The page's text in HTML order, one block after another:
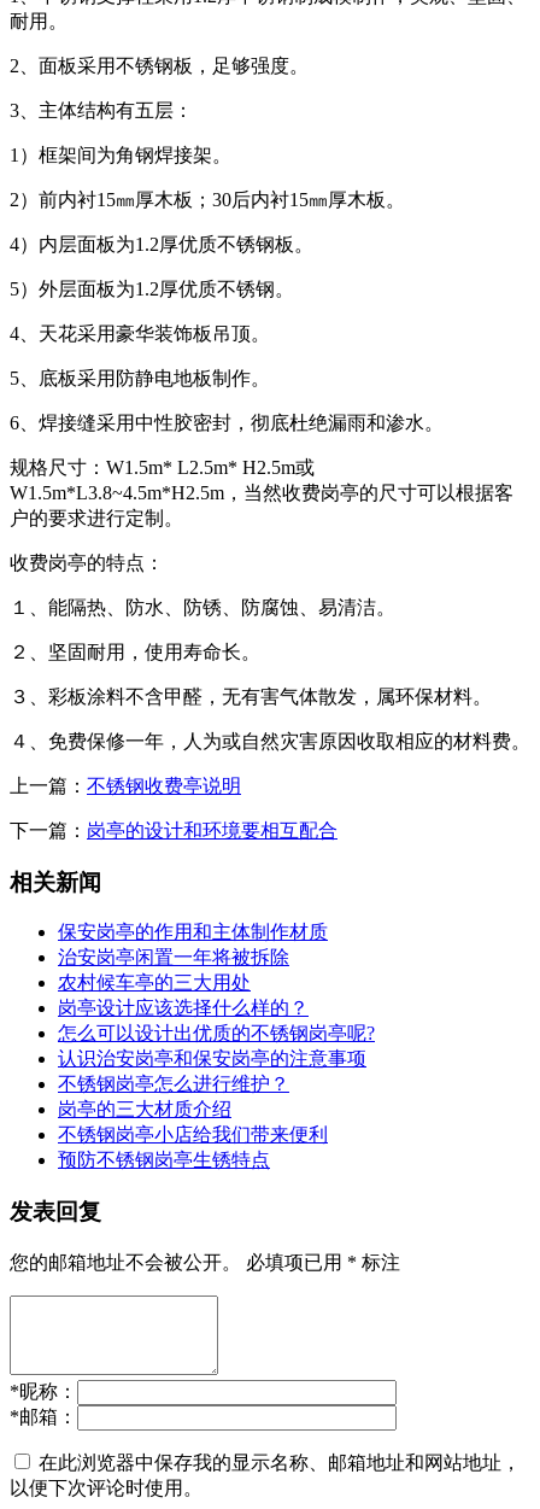
耐用。
2、面板采用不锈钢板，足够强度。
3、主体结构有五层：
1）框架间为角钢焊接架。
2）前内衬15㎜厚木板；30后内衬15㎜厚木板。
4）内层面板为1.2厚优质不锈钢板。
5）外层面板为1.2厚优质不锈钢。
4、天花采用豪华装饰板吊顶。
5、底板采用防静电地板制作。
6、焊接缝采用中性胶密封，彻底杜绝漏雨和渗水。
规格尺寸：W1.5m* L2.5m* H2.5m或
W1.5m*L3.8~4.5m*H2.5m，当然收费岗亭的尺寸可以根据客
户的要求进行定制。
收费岗亭的特点：
１、能隔热、防水、防锈、防腐蚀、易清洁。
２、坚固耐用，使用寿命长。
３、彩板涂料不含甲醛，无有害气体散发，属环保材料。
４、免费保修一年，人为或自然灾害原因收取相应的材料费。
上一篇： 不锈钢收费亭说明
下一篇： 岗亭的设计和环境要相互配合
相关新闻
保安岗亭的作用和主体制作材质
治安岗亭闲置一年将被拆除
农村候车亭的三大用处
岗亭设计应该选择什么样的？
怎么可以设计出优质的不锈钢岗亭呢?
认识治安岗亭和保安岗亭的注意事项
不锈钢岗亭怎么进行维护？
岗亭的三大材质介绍
不锈钢岗亭小店给我们带来便利
预防不锈钢岗亭生锈特点
发表回复
您的邮箱地址不会被公开。 必填项已用 * 标注
*昵称：
*邮箱：
在此浏览器中保存我的显示名称、邮箱地址和网站地址，
以便下次评论时使用。